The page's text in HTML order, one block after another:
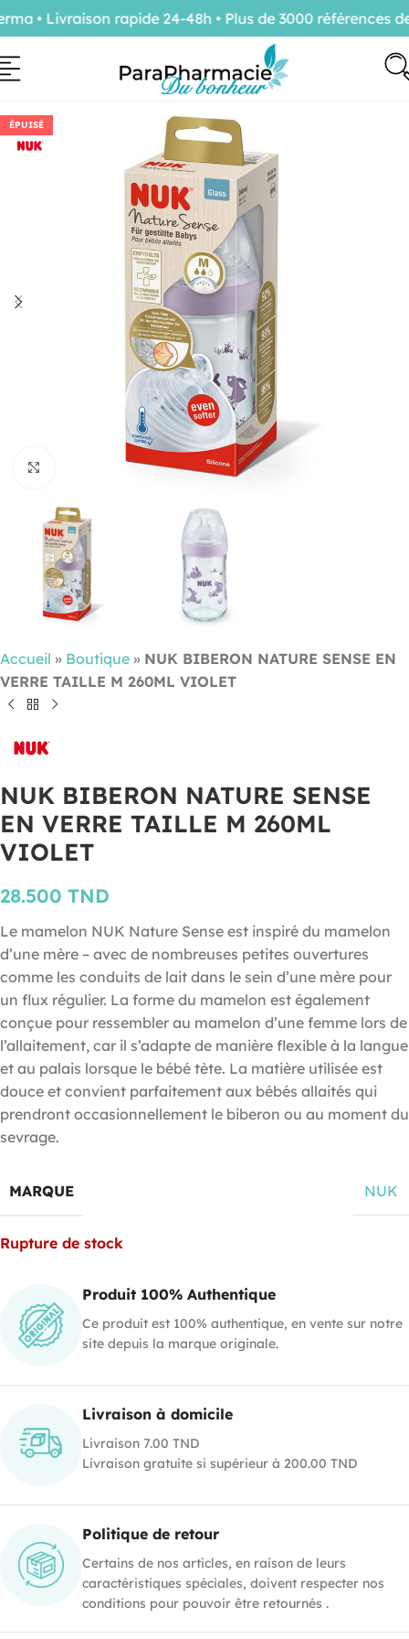
ÉPUISÉ
Cliquez pour agrandir
Accueil » Boutique » NUK BIBERON NATURE SENSE EN
VERRE TAILLE M 260ML VIOLET
NUK BIBERON NATURE SENSE
EN VERRE TAILLE M 260ML
VIOLET
28.500 TND
Le mamelon NUK Nature Sense est inspiré du mamelon
d’une mère – avec de nombreuses petites ouvertures
comme les conduits de lait dans le sein d’une mère pour
un flux régulier. La forme du mamelon est également
conçue pour ressembler au mamelon d’une femme lors de
l’allaitement, car il s’adapte de manière flexible à la langue
et au palais lorsque le bébé tète. La matière utilisée est
douce et convient parfaitement aux bébés allaités qui
prendront occasionnellement le biberon ou au moment du
sevrage.
MARQUE NUK
Rupture de stock
Produit 100% Authentique
Ce produit est 100% authentique, en vente sur notre
site depuis la marque originale.
Livraison à domicile
Livraison 7.00 TND
Livraison gratuite si supérieur à 200.00 TND
Politique de retour
Certains de nos articles, en raison de leurs
caractéristiques spéciales, doivent respecter nos
conditions pour pouvoir être retournés .
• Livraison rapide 24-48h • Plus de 3000 références de